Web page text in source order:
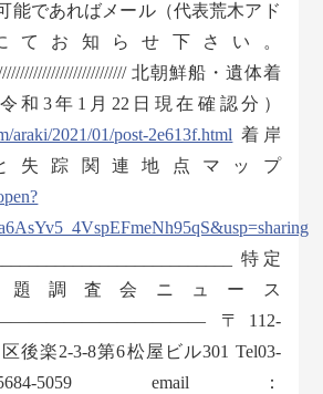
能であればメール（代表荒木アド
てお知らせ下さい。
北朝鮮船・遺体着
和3年1月22日現在確認分）
araki/2021/01/post-2e613f.html 着岸
失踪関連地点マップ
特定
題調査会ニュース
〒112-
後楽2-3-8第6松屋ビル301 Tel03-
5684-5059 email：